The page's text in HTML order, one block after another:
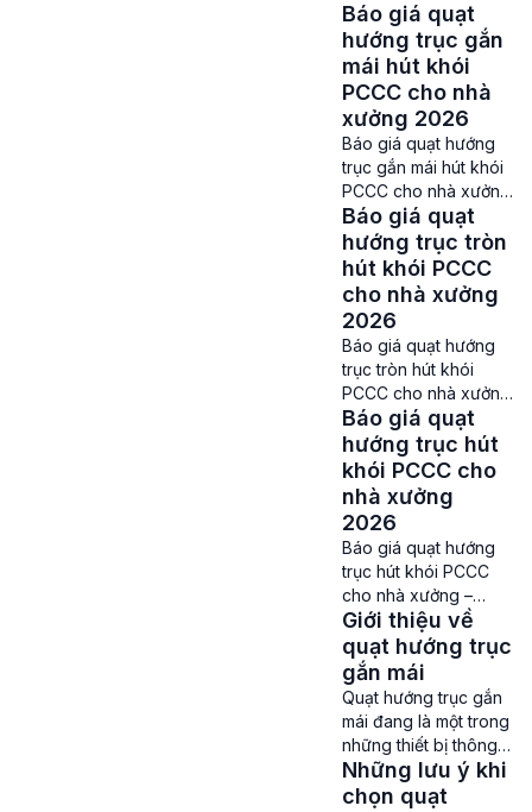
khói gắn mái là một
phần quan trọng
trong hệ thống thông
gió và phòng cháy
chữa cháy của các
tòa nhà, khu chung
cư, bệnh viện, hay
các công trình có mật
độ người cao. Quạt
này giúp hút khói, […]
Báo giá quạt
hướng trục gắn
mái hút khói
PCCC cho nhà
xưởng 2026
Báo giá quạt hướng
trục gắn mái hút khói
PCCC cho nhà xưởng
– Quạt gắn mái hút
khói PCCC cho nhà
xưởng hiện được chia
ra thành 2 dòng quạt
ly tâm gắn mái và
quạt hướng trục gắn
mái. Mỗi loại quạt sẽ
có những đặc điểm
cấu tạo cùng thông
số khác […]
Báo giá quạt
hướng trục tròn
hút khói PCCC
cho nhà xưởng
2026
Báo giá quạt hướng
trục tròn hút khói
PCCC cho nhà xưởng
– Quạt hướng trục
tròn hút khói PCCC là
loại quạt hút khói khá
phổ biến ở các nhà
xưởng hiện nay. Thiết
bị này không chỉ giúp
xử lý khói và khí độc
trong các tình huống
khẩn cấp mà còn
đảm […]
Báo giá quạt
hướng trục hút
khói PCCC cho
nhà xưởng
2026
Báo giá quạt hướng
trục hút khói PCCC
cho nhà xưởng –
Quạt hướng trục hút
khói PCCC là một
trong những dòng
quạt hút công nghiệp
được tin dùng ở rất
nhiều nhà xưởng hiện
nay. Báo giá quạt
hướng trục hút khói
Giới thiệu về
quạt hướng trục
gắn mái
Quạt hướng trục gắn
mái đang là một trong
những thiết bị thông
gió công nghiệp
được sử dụng phổ
Những lưu ý khi
chọn quạt